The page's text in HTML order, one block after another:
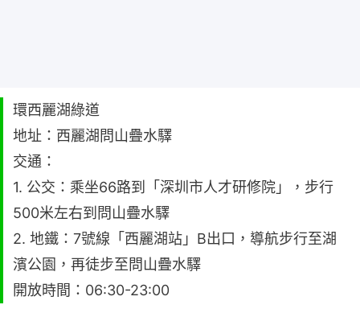
環西麗湖綠道
地址：西麗湖問山疊水驛
交通：
1. 公交：乘坐66路到「深圳市人才研修院」，步行
500米左右到問山疊水驛
2. 地鐵：7號線「西麗湖站」B出口，導航步行至湖
濱公園，再徒步至問山疊水驛
開放時間：06:30-23:00